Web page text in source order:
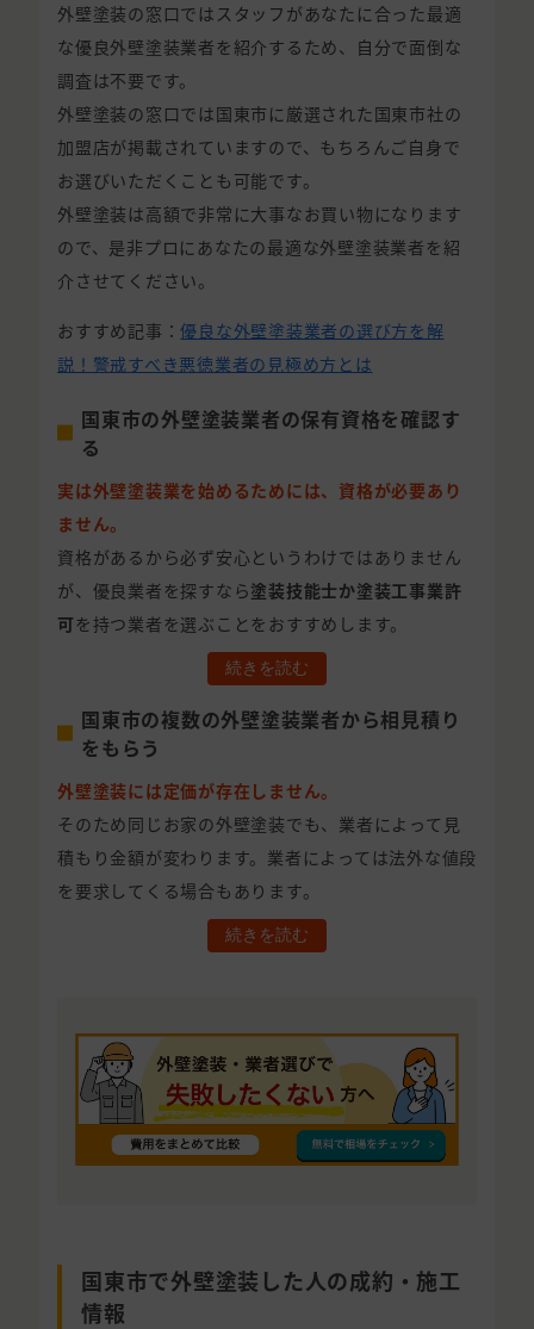
外壁塗装の窓口ではスタッフがあなたに合った最適
な優良外壁塗装業者を紹介するため、自分で面倒な
調査は不要です。
外壁塗装の窓口では国東市に厳選された国東市社の
加盟店が掲載されていますので、もちろんご自身で
お選びいただくことも可能です。
外壁塗装は高額で非常に大事なお買い物になります
ので、是非プロにあなたの最適な外壁塗装業者を紹
介させてください。
おすすめ記事：優良な外壁塗装業者の選び方を解
説！警戒すべき悪徳業者の見極め方とは
国東市の外壁塗装業者の保有資格を確認す
る
実は外壁塗装業を始めるためには、資格が必要あり
ません。
資格があるから必ず安心というわけではありません
が、優良業者を探すなら塗装技能士か塗装工事業許
可 を持つ業者を選ぶことをおすすめします。
続きを読む
国東市の複数の外壁塗装業者から相見積り
をもらう
外壁塗装には定価が存在しません。
そのため同じお家の外壁塗装でも、業者によって見
積もり金額が変わります。業者によっては法外な値段
を要求してくる場合もあります。
続きを読む
国東市で外壁塗装した人の成約・施工
情報